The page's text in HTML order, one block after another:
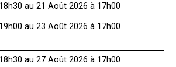
au 21 Août 2026 à 17h00
au 23 Août 2026 à 17h00
au 27 Août 2026 à 17h00